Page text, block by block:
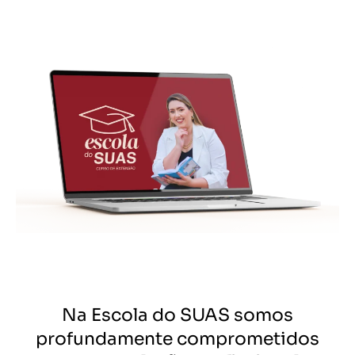
Na Escola do SUAS somos
profundamente comprometidos